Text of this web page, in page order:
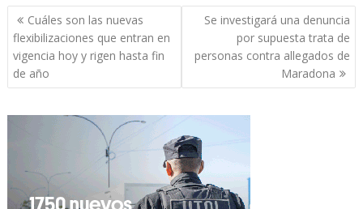
Navegación
de
entradas
Cuáles son las nuevas
flexibilizaciones que entran en
vigencia hoy y rigen hasta fin
de año
Se investigará una denuncia
por supuesta trata de
personas contra allegados de
Maradona